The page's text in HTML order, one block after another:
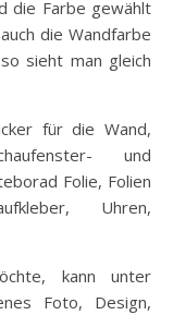
die Farbe gewählt
die Wandfarbe
sieht man gleich
für die Wand,
und
Folie, Folien
Uhren,
kann unter
Foto, Design,